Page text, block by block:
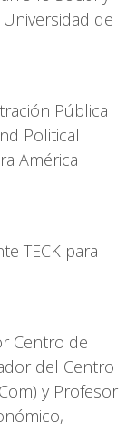
de
Pública
Political
América
TECK para
Centro de
del Centro
y Profesor